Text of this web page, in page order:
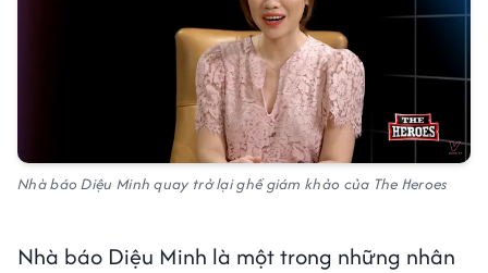
Nhà báo Diệu Minh quay trở lại ghế giám khảo của The Heroes
Nhà báo Diệu Minh là một trong những nhân